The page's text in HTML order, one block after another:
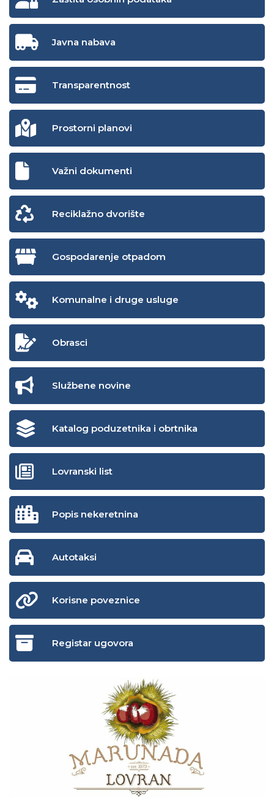
Javna nabava
Transparentnost
Prostorni planovi
Važni dokumenti
Reciklažno dvorište
Gospodarenje otpadom
Komunalne i druge usluge
Obrasci
Službene novine
Katalog poduzetnika i obrtnika
Lovranski list
Popis nekeretnina
Autotaksi
Korisne poveznice
Registar ugovora